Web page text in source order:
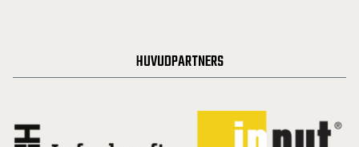
HUVUDPARTNERS